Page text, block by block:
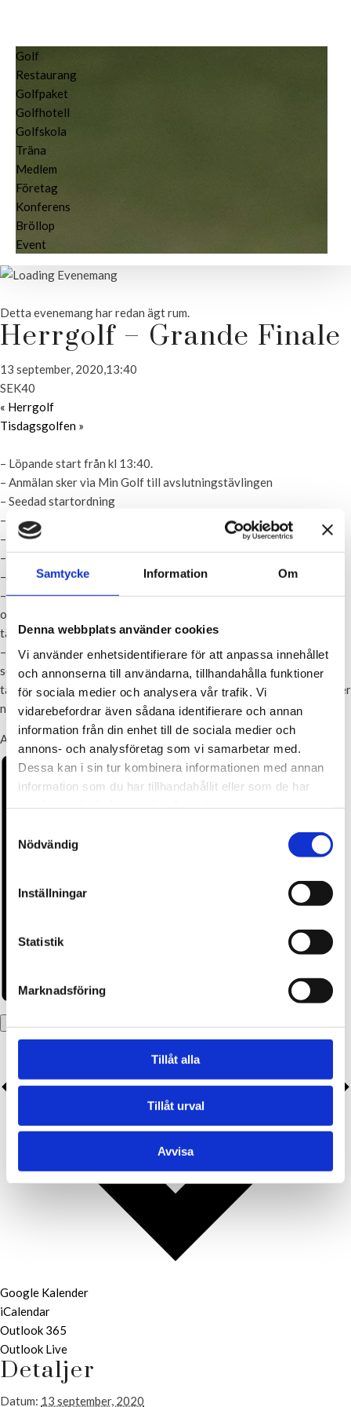
Samtycke Information Om
Denna webbplats använder cookies
Vi använder enhetsidentifierare för att anpassa innehållet
och annonserna till användarna, tillhandahålla funktioner
för sociala medier och analysera vår trafik. Vi
vidarebefordrar även sådana identifierare och annan
information från din enhet till de sociala medier och
annons- och analysföretag som vi samarbetar med.
Dessa kan i sin tur kombinera informationen med annan
information som du har tillhandahållit eller som de har
Nödvändig
Inställningar
Statistik
Marknadsföring
Tillåt alla
Tillåt urval
Avvisa
Golf
Restaurang
Golfpaket
Golfhotell
Golfskola
Träna
Medlem
Företag
Konferens
Bröllop
Event
Detta evenemang har redan ägt rum.
Herrgolf – Grande Finale
13 september, 2020,13:40
SEK40
« Herrgolf
Tisdagsgolfen »
– Löpande start från kl 13:40.
– Anmälan sker via Min Golf till avslutningstävlingen
– Seedad startordning
– 18 Hål med dubbel poängfördelning
– Start Hål 1
– Spelform: Slaggolf
– 2-rätters middag efter tävling. Kostnad 200kr.
– Startavgiften är 40 kr och betalas helst via Swish. Kontanter är
okej i undantagsfall. Betalar gör du i receptionen till
tävlingsledaren innan du spelar.
– Prisutdelning hålls direkt efter att sista spelare har lämnat in sitt
scorekort. Det är viktigt att du lämnar in ditt scorekort till någon i
tävlingsledningen. Den som inte lämnar in sitt scorekort får ej heller
några poäng den deltävlingen.
Anmälan sker via Min Golf, länk hittar ni nedan.
Google Kalender
iCalendar
Outlook 365
Outlook Live
Detaljer
Datum: 13 september, 2020